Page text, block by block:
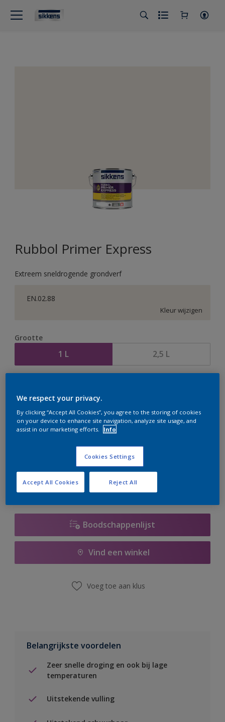
Rubbol Primer Express
Extreem sneldrogende grondverf
EN.02.88
Kleur wijzigen
Grootte
1 L 2,5 L
te bestellen. Houd de website in de gaten, we werken
er hard aan om de voorraad aan te vullen.
Boodschappenlijst
Vind een winkel
Voeg toe aan klus
Belangrijkste voordelen
Zeer snelle droging en ook bij lage
temperaturen
Uitstekende vulling
We respect your privacy.
By clicking “Accept All Cookies”, you agree to the storing of cookies
on your device to enhance site navigation, analyze site usage, and
assist in our marketing efforts.
Info
Cookies Settings
Reject All
Accept All Cookies